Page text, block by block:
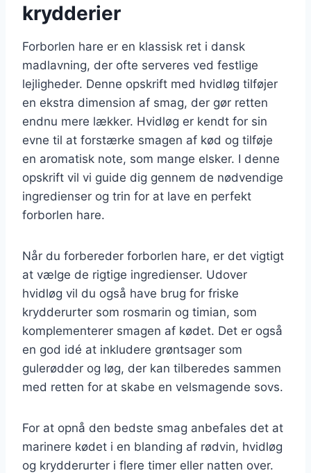
krydderier
Forborlen hare er en klassisk ret i dansk
madlavning, der ofte serveres ved festlige
lejligheder. Denne opskrift med hvidløg tilføjer
en ekstra dimension af smag, der gør retten
endnu mere lækker. Hvidløg er kendt for sin
evne til at forstærke smagen af kød og tilføje
en aromatisk note, som mange elsker. I denne
opskrift vil vi guide dig gennem de nødvendige
ingredienser og trin for at lave en perfekt
forborlen hare.
Når du forbereder forborlen hare, er det vigtigt
at vælge de rigtige ingredienser. Udover
hvidløg vil du også have brug for friske
krydderurter som rosmarin og timian, som
komplementerer smagen af kødet. Det er også
en god idé at inkludere grøntsager som
gulerødder og løg, der kan tilberedes sammen
med retten for at skabe en velsmagende sovs.
For at opnå den bedste smag anbefales det at
marinere kødet i en blanding af rødvin, hvidløg
og krydderurter i flere timer eller natten over.